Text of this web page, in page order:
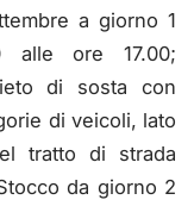
a giorno 1
alle ore 17.00;
di sosta con
di veicoli, lato
tratto di strada
da giorno 2